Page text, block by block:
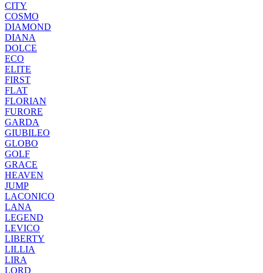
CITY
COSMO
DIAMOND
DIANA
DOLCE
ECO
ELITE
FIRST
FLAT
FLORIAN
FURORE
GARDA
GIUBILEO
GLOBO
GOLF
GRACE
HEAVEN
JUMP
LACONICO
LANA
LEGEND
LEVICO
LIBERTY
LILLIA
LIRA
LORD